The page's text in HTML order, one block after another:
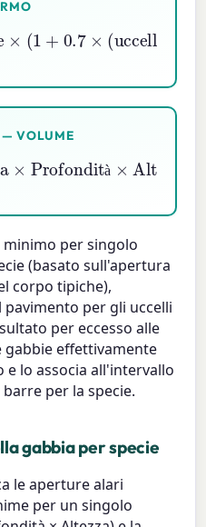
×( uccelli−1 ))
— VOLUME
à
×Profondità× Altezza
per singolo
(basato sull'apertura
corpo tipiche),
per gli uccelli
per eccesso alle
effettivamente
lo associa all'intervallo
per la specie.
gabbia per specie
le aperture alari
per un singolo